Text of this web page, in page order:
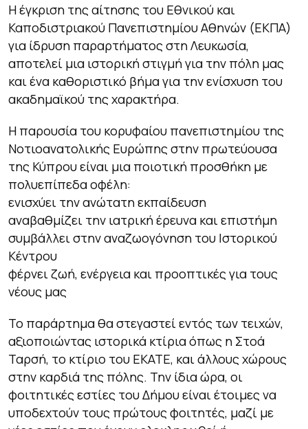
Η έγκριση της αίτησης του Εθνικού και
Καποδιστριακού Πανεπιστημίου Αθηνών (ΕΚΠΑ)
για ίδρυση παραρτήματος στη Λευκωσία,
αποτελεί μια ιστορική στιγμή για την πόλη μας
και ένα καθοριστικό βήμα για την ενίσχυση του
ακαδημαϊκού της χαρακτήρα.
Η παρουσία του κορυφαίου πανεπιστημίου της
Νοτιοανατολικής Ευρώπης στην πρωτεύουσα
της Κύπρου είναι μια ποιοτική προσθήκη με
πολυεπίπεδα οφέλη:
ενισχύει την ανώτατη εκπαίδευση
αναβαθμίζει την ιατρική έρευνα και επιστήμη
συμβάλλει στην αναζωογόνηση του Ιστορικού
Κέντρου
φέρνει ζωή, ενέργεια και προοπτικές για τους
νέους μας
Το παράρτημα θα στεγαστεί εντός των τειχών,
αξιοποιώντας ιστορικά κτίρια όπως η Στοά
Ταρσή, το κτίριο του ΕΚΑΤΕ, και άλλους χώρους
στην καρδιά της πόλης. Την ίδια ώρα, οι
φοιτητικές εστίες του Δήμου είναι έτοιμες να
υποδεχτούν τους πρώτους φοιτητές, μαζί με